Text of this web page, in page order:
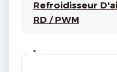
Refroidisseur
RD / PWM
*